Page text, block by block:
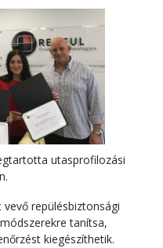
utasprofilozási
repülésbiztonsági
tanítsa,
kiegészíthetik.